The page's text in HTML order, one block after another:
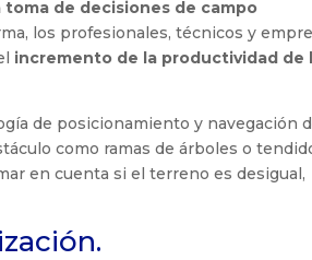
de decisiones de campo
los profesionales, técnicos y
incremento de la productividad de
de posicionamiento y navegación
como ramas de árboles o
en cuenta si el terreno es desigual,